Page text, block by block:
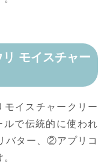
モイスチャー
イスチャークリー
ルで伝統的に使われ
バター、②アプリコ